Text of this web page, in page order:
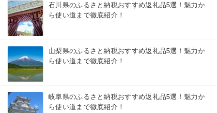
石川県のふるさと納税おすすめ返礼品5選！魅力か
ら使い道まで徹底紹介！
山梨県のふるさと納税おすすめ返礼品5選！魅力か
ら使い道まで徹底紹介！
岐阜県のふるさと納税おすすめ返礼品5選！魅力か
ら使い道まで徹底紹介！